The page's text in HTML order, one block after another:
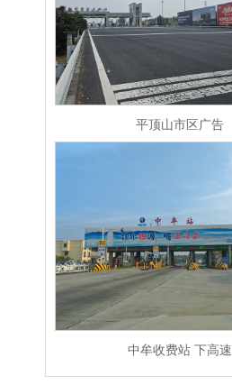
平顶山市区广告
中牟收费站 下高速